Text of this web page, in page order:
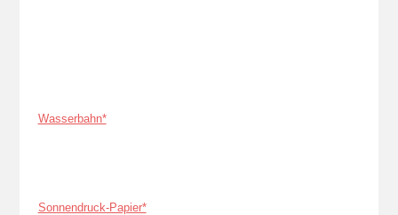
Wasserbahn*
Sonnendruck-Papier*